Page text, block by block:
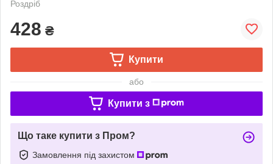
Роздріб
428 ₴
Купити
або
Купити з
Що таке купити з Пром?
Замовлення під захистом